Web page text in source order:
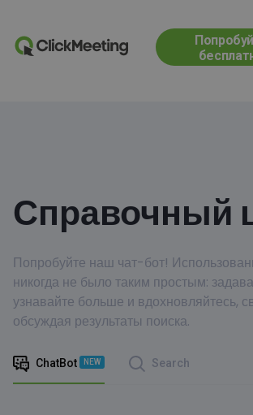
Справочный
Попробуйте наш чат-бот!
никогда не было таким простым:
узнавайте больше и вдохновляйтесь,
обсуждая результаты поиска.
ChatBot NEW Search